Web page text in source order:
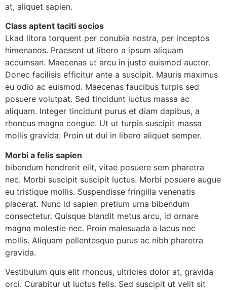
at, aliquet sapien.
Class aptent taciti socios
Lkad litora torquent per conubia nostra, per inceptos
himenaeos. Praesent ut libero a ipsum aliquam
accumsan. Maecenas ut arcu in justo euismod auctor.
Donec facilisis efficitur ante a suscipit. Mauris maximus
eu odio ac euismod. Maecenas faucibus turpis sed
posuere volutpat. Sed tincidunt luctus massa ac
aliquam. Integer tincidunt purus et diam dapibus, a
rhoncus magna congue. Ut ut turpis suscipit massa
mollis gravida. Proin ut dui in libero aliquet semper.
Morbi a felis sapien
bibendum hendrerit elit, vitae posuere sem pharetra
nec. Morbi suscipit suscipit luctus. Morbi posuere augue
eu tristique mollis. Suspendisse fringilla venenatis
placerat. Nunc id sapien pretium urna bibendum
consectetur. Quisque blandit metus arcu, id ornare
magna molestie nec. Proin malesuada a lacus nec
mollis. Aliquam pellentesque purus ac nibh pharetra
gravida.
Vestibulum quis elit rhoncus, ultricies dolor at, gravida
orci. Curabitur ut luctus felis. Sed suscipit ut velit sit